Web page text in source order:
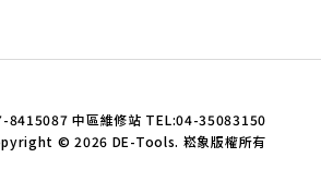
8415087 中區維修站 TEL:04-35083150
© 2026 DE-Tools. 崧象版權所有